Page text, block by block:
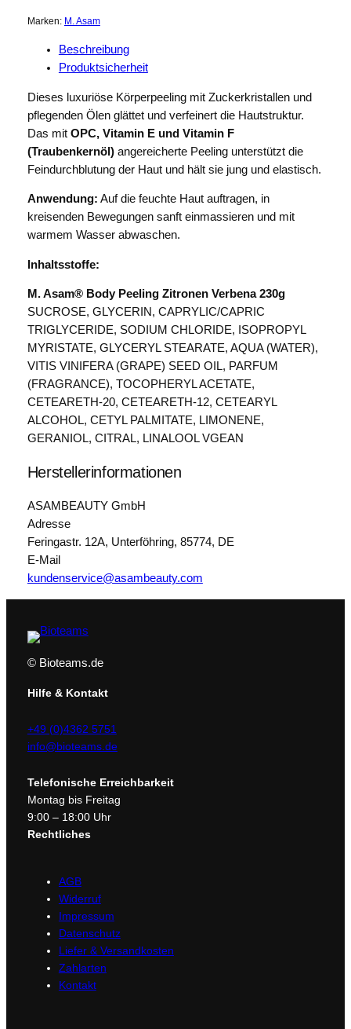
Marken: M. Asam
Beschreibung
Produktsicherheit
Dieses luxuriöse Körperpeeling mit Zuckerkristallen und
pflegenden Ölen glättet und verfeinert die Hautstruktur.
Das mit OPC, Vitamin E und Vitamin F
(Traubenkernöl)angereicherte Peeling unterstützt die
Feindurchblutung der Haut und hält sie jung und elastisch.
Anwendung: Auf die feuchte Haut auftragen, in
kreisenden Bewegungen sanft einmassieren und mit
warmem Wasser abwaschen.
Inhaltsstoffe:
M. Asam® Body Peeling Zitronen Verbena 230g
SUCROSE, GLYCERIN, CAPRYLIC/CAPRIC
TRIGLYCERIDE, SODIUM CHLORIDE, ISOPROPYL
MYRISTATE, GLYCERYL STEARATE, AQUA (WATER),
VITIS VINIFERA (GRAPE) SEED OIL, PARFUM
(FRAGRANCE), TOCOPHERYL ACETATE,
CETEARETH-20, CETEARETH-12, CETEARYL
ALCOHOL, CETYL PALMITATE, LIMONENE,
GERANIOL, CITRAL, LINALOOL VGEAN
Herstellerinformationen
ASAMBEAUTY GmbH
Adresse
Feringastr. 12A, Unterföhring, 85774, DE
E-Mail
kundenservice@asambeauty.com
© Bioteams.de
Hilfe & Kontakt
+49 (0)4362 5751
info@bioteams.de
Telefonische Erreichbarkeit
Montag bis Freitag
9:00 – 18:00 Uhr
Rechtliches
AGB
Widerruf
Impressum
Datenschutz
Liefer & Versandkosten
Zahlarten
Kontakt